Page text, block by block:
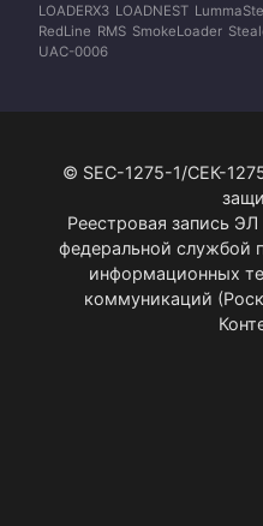
LOADERX3 LOADNEST
RedLine RMS SmokeLoader
UAC-0006
© SEC-1275-1/СЕК-
Реестровая запись
федеральной службой
информационных
коммуникаций